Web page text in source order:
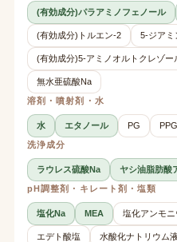
(有効成分)パラアミノフェノール
(有効成分)トルエン-2 5-ジアミ
(有効成分)5-アミノオルトクレゾー
無水亜硫酸Na
溶剤・噴射剤・水
水 エタノール PG PPG
洗浄成分
ラウレス硫酸Na
ヤシ油脂肪酸
pH調整剤・キレート剤・塩類
塩化Na MEA 塩化アンモニ
エデト酸塩
水酸化ナトリウム